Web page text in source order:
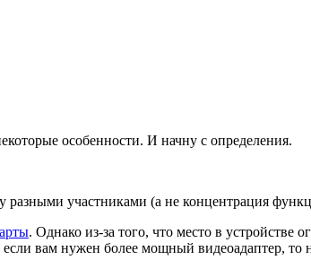
особенности. И начну с определения.
участниками (а не концентрация
. Однако из-за того, что место в устройстве
вам нужен более мощный видеоадаптер,